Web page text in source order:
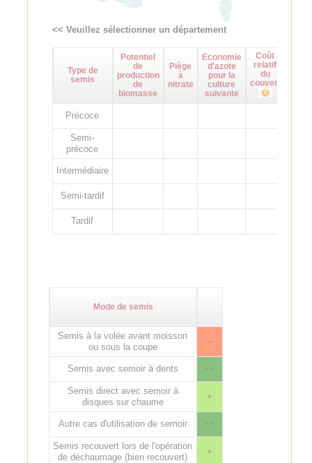
<< Veuillez sélectionner un département
Type de
semis
Potentiel
de
production
de
biomasse
Piège
à
nitrate
Economie
d'azote
pour la
culture
suivante
Coût
relatif
du
couvert
Précoce
Semi-
précoce
Intermédiaire
Semi-tardif
Tardif
Mode de semis
Semis à la volée avant moisson
ou sous la coupe
--
Semis avec semoir à dents ++
Semis direct avec semoir à
disques sur chaume
+
Autre cas d'utilisation de semoir ++
Semis recouvert lors de l'opération
de déchaumage (bien recouvert)
+